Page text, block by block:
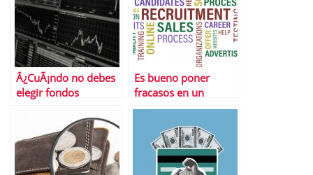
Â¿CuÃ¡ndo no debes
elegir fondos
Es bueno poner
fracasos en un
curriculum